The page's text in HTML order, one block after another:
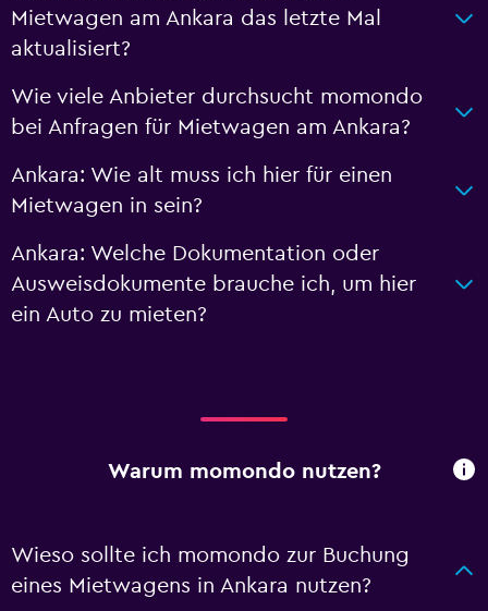
Mietwagen am Ankara das letzte Mal
aktualisiert?
Wie viele Anbieter durchsucht momondo
bei Anfragen für Mietwagen am Ankara?
Ankara: Wie alt muss ich hier für einen
Mietwagen in sein?
Ankara: Welche Dokumentation oder
Ausweisdokumente brauche ich, um hier
ein Auto zu mieten?
Warum momondo nutzen?
Wieso sollte ich momondo zur Buchung
eines Mietwagens in Ankara nutzen?